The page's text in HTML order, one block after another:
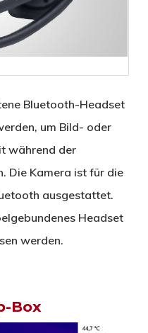
Bluetooth-Headset
um Bild- oder
während der
Die Kamera ist für die
ausgestattet.
Headset
werden.
Box